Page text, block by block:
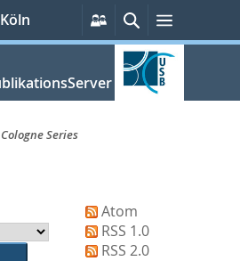
Persönliche
Services
SucheMenü
Series
Atom
RSS 1.0
RSS 2.0